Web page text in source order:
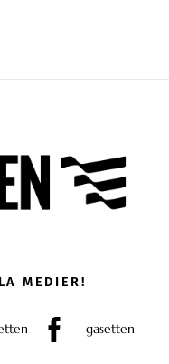
MEDIER!
gasetten